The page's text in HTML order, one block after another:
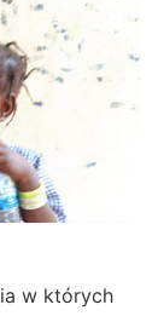
w których